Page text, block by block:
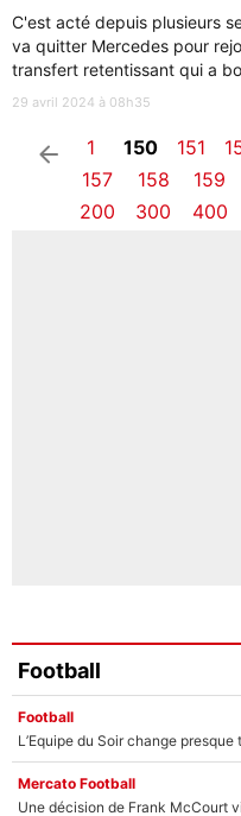
C'est acté depuis plusieurs
va quitter Mercedes pour
transfert retentissant qui a
29 avril 2024 à 08h35
arrow_left 1 150 151
157
158 159
200
300 400
Football
Football
Mercato Football